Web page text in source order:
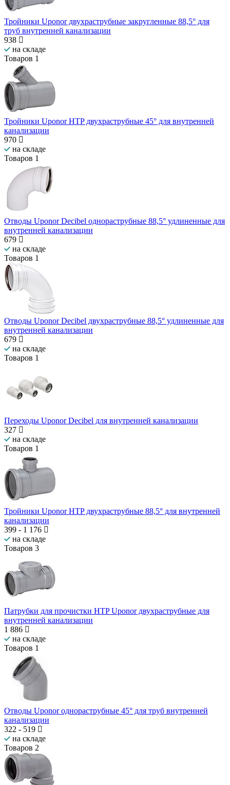
Тройники Uponor двухраструбные закругленные 88,5° для
труб внутренней канализации
938
на складе
Товаров 1
Тройники Uponor HTP двухраструбные 45° для внутренней
канализации
970
на складе
Товаров 1
Отводы Uponor Decibel однораструбные 88,5° удлиненные для
внутренней канализации
679
на складе
Товаров 1
Отводы Uponor Decibel двухраструбные 88,5° удлиненные для
внутренней канализации
679
на складе
Товаров 1
Переходы Uponor Decibel для внутренней канализации
327
на складе
Товаров 1
Тройники Uponor HTP двухраструбные 88,5° для внутренней
канализации
399 - 1 176
на складе
Товаров 3
Патрубки для прочистки HTP Uponor двухраструбные для
внутренней канализации
1 886
на складе
Товаров 1
Отводы Uponor однораструбные 45° для труб внутренней
канализации
322 - 519
на складе
Товаров 2